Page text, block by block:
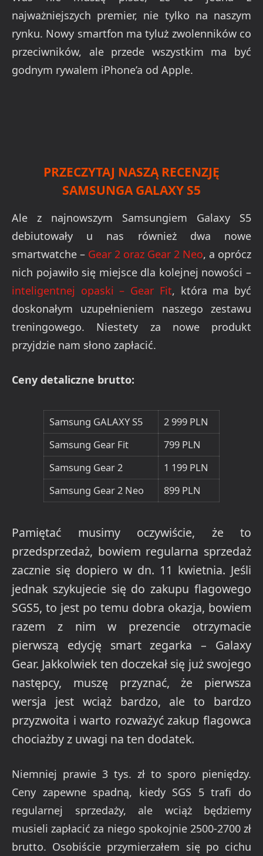
najważniejszych premier, nie tylko na naszym
rynku. Nowy smartfon ma tyluż zwolenników co
przeciwników, ale przede wszystkim ma być
godnym rywalem iPhone’a od Apple.
PRZECZYTAJ NASZĄ RECENZJĘ
SAMSUNGA GALAXY S5
Ale z najnowszym Samsungiem Galaxy S5
debiutowały u nas również dwa nowe
smartwatche – Gear 2 oraz Gear 2 Neo, a oprócz
nich pojawiło się miejsce dla kolejnej nowości –
inteligentnej opaski – Gear Fit, która ma być
doskonałym uzupełnieniem naszego zestawu
treningowego. Niestety za nowe produkt
przyjdzie nam słono zapłacić.
Ceny detaliczne brutto:
Samsung GALAXY S5
2 999 PLN
Samsung Gear Fit
799 PLN
Samsung Gear 2
1 199 PLN
Samsung Gear 2 Neo
899 PLN
Pamiętać musimy oczywiście, że to
przedsprzedaż, bowiem regularna sprzedaż
zacznie się dopiero w dn. 11 kwietnia. Jeśli
jednak szykujecie się do zakupu flagowego
SGS5, to jest po temu dobra okazja, bowiem
razem z nim w prezencie otrzymacie
pierwszą edycję smart zegarka – Galaxy
Gear. Jakkolwiek ten doczekał się już swojego
następcy, muszę przyznać, że pierwsza
wersja jest wciąż bardzo, ale to bardzo
przyzwoita i warto rozważyć zakup flagowca
chociażby z uwagi na ten dodatek.
Niemniej prawie 3 tys. zł to sporo pieniędzy.
Ceny zapewne spadną, kiedy SGS 5 trafi do
regularnej sprzedaży, ale wciąż będziemy
musieli zapłacić za niego spokojnie 2500-2700 zł
brutto. Osobiście przymierzałem się po cichu